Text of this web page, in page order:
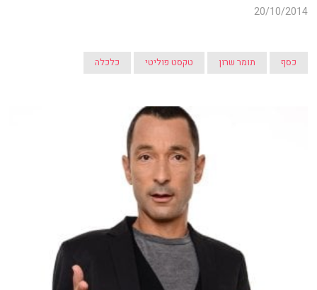
20/10/2014
כסף תומר שרון טקסט פוליטי כלכלה